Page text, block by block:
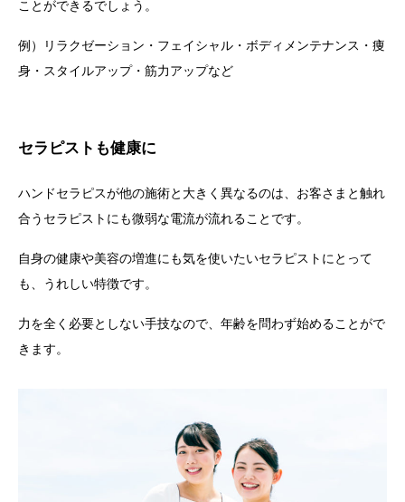
ことができるでしょう。
例）リラクゼーション・フェイシャル・ボディメンテナンス・痩
身・スタイルアップ・筋力アップなど
セラピストも健康に
ハンドセラピスが他の施術と大きく異なるのは、お客さまと触れ
合うセラピストにも微弱な電流が流れることです。
自身の健康や美容の増進にも気を使いたいセラピストにとって
も、うれしい特徴です。
力を全く必要としない手技なので、年齢を問わず始めることがで
きます。